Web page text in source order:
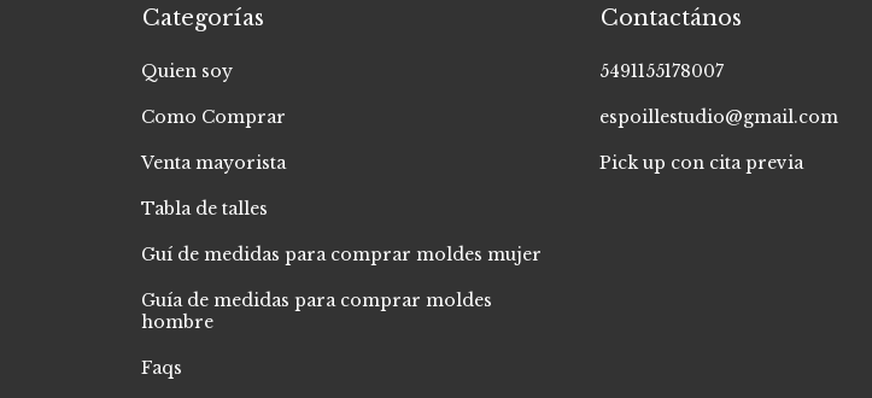
Categorías
Quien soy
Como Comprar
Venta mayorista
Tabla de talles
Guí de medidas para comprar moldes mujer
Guía de medidas para comprar moldes
hombre
Faqs
Contactános
5491155178007
espoillestudio@gmail.com
Pick up con cita previa